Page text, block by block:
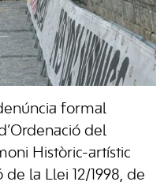
formal
del
Històric-artístic
la Llei 12/1998, de